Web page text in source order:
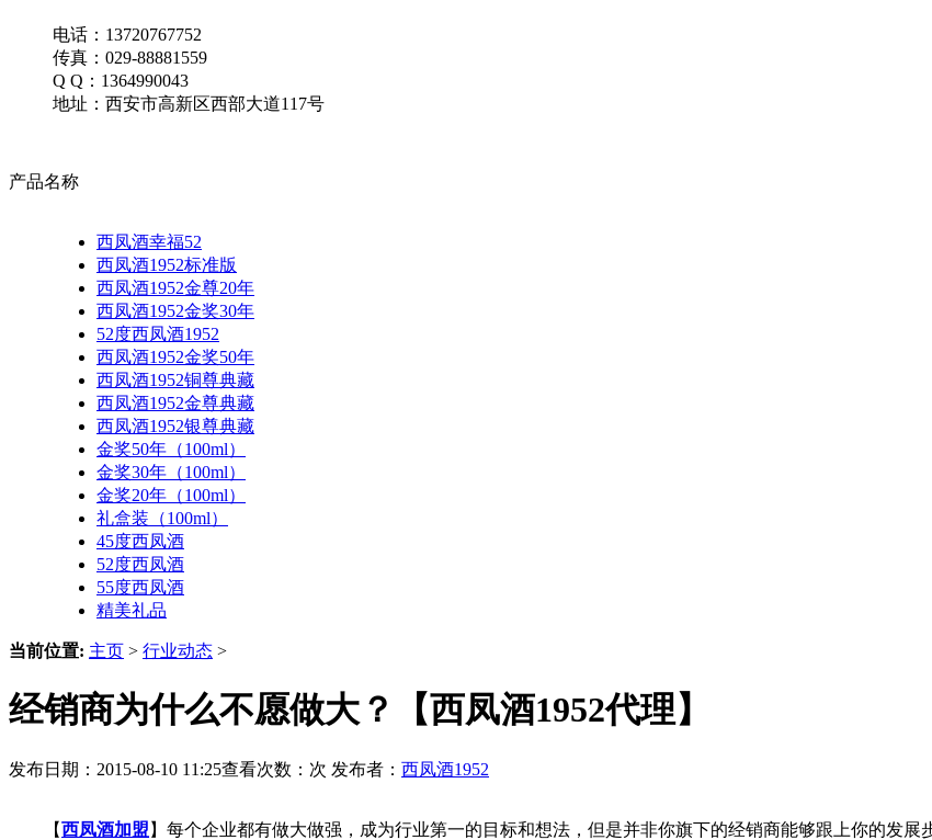
电话：13720767752
传真：029-88881559
Q Q：1364990043
地址：西安市高新区西部大道117号
产品名称
西凤酒幸福52
西凤酒1952标准版
西凤酒1952金尊20年
西凤酒1952金奖30年
52度西凤酒1952
西凤酒1952金奖50年
西凤酒1952铜尊典藏
西凤酒1952金尊典藏
西凤酒1952银尊典藏
金奖50年（100ml）
金奖30年（100ml）
金奖20年（100ml）
礼盒装（100ml）
45度西凤酒
52度西凤酒
55度西凤酒
精美礼品
当前位置: 主页 > 行业动态 >
经销商为什么不愿做大？【西凤酒1952代理】
发布日期：2015-08-10 11:25查看次数： 次 发布者： 西凤酒1952
【西凤酒加盟 】每个企业都有做大做强，成为行业第一的目标和想法，但是并非你旗下的经销商能够跟上你的发展